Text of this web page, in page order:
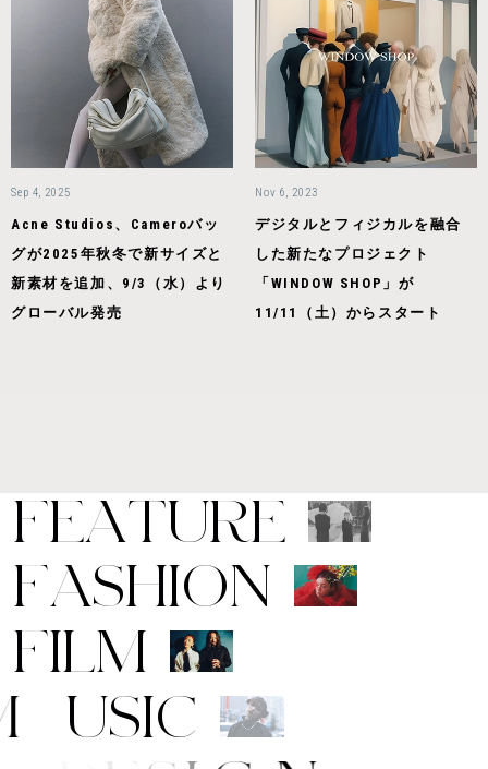
Sep 4, 2025
Acne Studios、Cameroバッ
グが2025年秋冬で新サイズと
新素材を追加、9/3（水）より
グローバル発売
Nov 6, 2023
デジタルとフィジカルを融合
した新たなプロジェクト
「WINDOW SHOP」が
11/11（土）からスタート
FEATURE
FASHION
FILM
M USIC